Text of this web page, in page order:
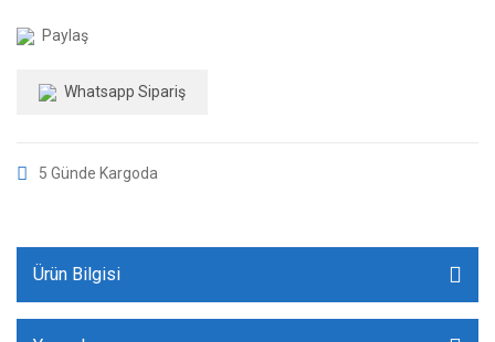
Paylaş
Whatsapp Sipariş
5 Günde Kargoda
Ürün Bilgisi